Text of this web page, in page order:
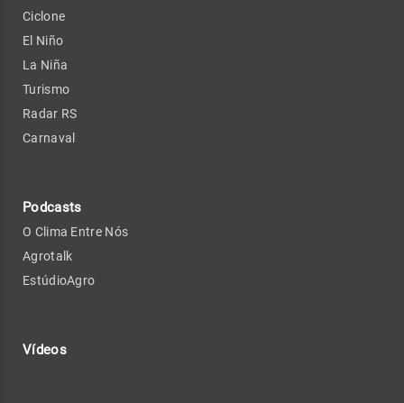
Ciclone
El Niño
La Niña
Turismo
Radar RS
Carnaval
Podcasts
O Clima Entre Nós
Agrotalk
EstúdioAgro
Vídeos